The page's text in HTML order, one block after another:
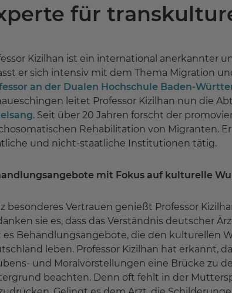
für
Kizilhan ist ein international anerkannter
er sich intensiv mit dem Thema Migration
an der Dualen Hochschule Baden-
leitet Professor Kizilhan nun die
. Seit über 20 Jahren forscht der
Rehabilitation von Migranten.
und nicht-staatliche Institutionen tätig.
mit Fokus auf kulturelle
besonderes Vertrauen genießt Professor
sie es, dass das Verständnis deutscher
es Behandlungsangebote, die den kulturellen
leben. Professor Kizilhan hat erkannt,
und Moralvorstellungen eine Brücke zu
beachten. Denn oft fehlt in der